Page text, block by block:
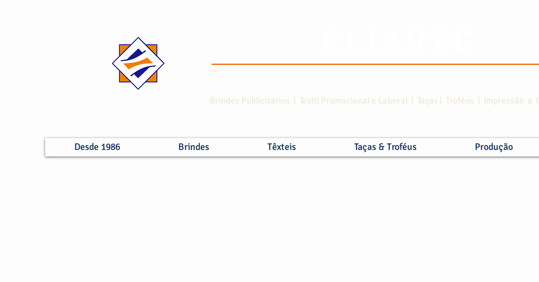
Brindes Publicitários | Textil Promocional e Laboral | Taças | Troféus | Impressão e
Desde 1986 Brindes Têxteis Taças & Troféus Produção